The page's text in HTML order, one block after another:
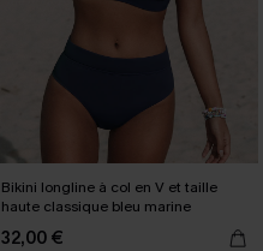
Bikini longline à col en V et taille
haute classique bleu marine
32,00 €